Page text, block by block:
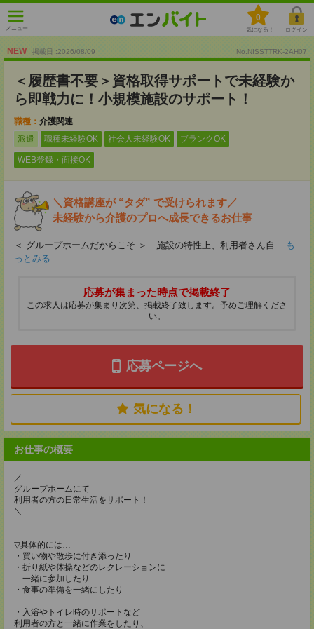
メニュー
0
気になる！ ログイン
NEW 掲載日 :2026/08/09 No.NISSTTRK-2AH07
＜履歴書不要＞資格取得サポートで未経験か
ら即戦力に！小規模施設のサポート！
職種： 介護関連
派遣
職種未経験OK 社会人未経験OK ブランクOK
WEB登録・面接OK
＼資格講座が “タダ” で受けられます／
未経験から介護のプロへ成長できるお仕事
＜ グループホームだからこそ ＞ 施設の特性上、利用者さん自 ...も
っとみる
応募が集まった時点で掲載終了
この求人は応募が集まり次第、掲載終了致します。予めご理解くださ
い。
応募ページへ
気になる！
お仕事の概要
／
グループホームにて
利用者の方の日常生活をサポート！
＼
▽具体的には…
・買い物や散歩に付き添ったり
・折り紙や体操などのレクレーションに
一緒に参加したり
・食事の準備を一緒にしたり
・入浴やトイレ時のサポートなど
利用者の方と一緒に作業をしたり、